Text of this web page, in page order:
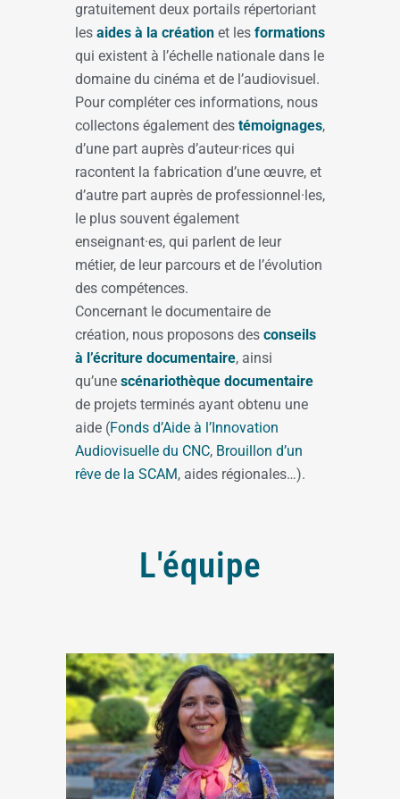
gratuitement deux portails répertoriant
les aides à la création et les formations
qui existent à l’échelle nationale dans le
domaine du cinéma et de l’audiovisuel.
Pour compléter ces informations, nous
collectons également des témoignages,
d’une part auprès d’auteur·rices qui
racontent la fabrication d’une œuvre, et
d’autre part auprès de professionnel·les,
le plus souvent également
enseignant·es, qui parlent de leur
métier, de leur parcours et de l’évolution
des compétences.
Concernant le documentaire de
création, nous proposons des conseils
à l’écriture documentaire, ainsi
qu’une scénariothèque documentaire
de projets terminés ayant obtenu une
aide (Fonds d’Aide à l’Innovation
Audiovisuelle du CNC, Brouillon d’un
rêve de la SCAM, aides régionales…).
L'équipe